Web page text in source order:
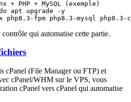
+ PHP + MySQL (exemple)
apt upgrade -y
qui automatise cette partie.
cPanel (File Manager ou FTP) et
cPanel/WHM sur le VPS, vous
cPanel vers cPanel qui automatise